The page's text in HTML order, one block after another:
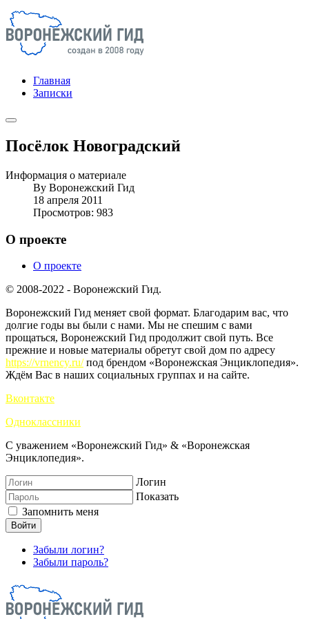
Главная
Записки
Посёлок Новоградский
Информация о материале
By Воронежский Гид
18 апреля 2011
Просмотров: 983
О проекте
О проекте
© 2008-2022 - Воронежский Гид.
Воронежский Гид меняет свой формат. Благодарим вас, что
долгие годы вы были с нами. Мы не спешим с вами
прощаться, Воронежский Гид продолжит свой путь. Все
прежние и новые материалы обретут свой дом по адресу
https://vrnency.ru/под брендом «Воронежская Энциклопедия».
Ждём Вас в наших социальных группах и на сайте.
Вконтакте
Одноклассники
С уважением «Воронежский Гид» & «Воронежская
Энциклопедия».
Логин
Показать
Запомнить меня
Войти
Забыли логин?
Забыли пароль?